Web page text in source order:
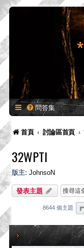
*
問答集
首頁 討論區首頁
32WPTI
版主: JohnsoN
發表主題
8644 個主題